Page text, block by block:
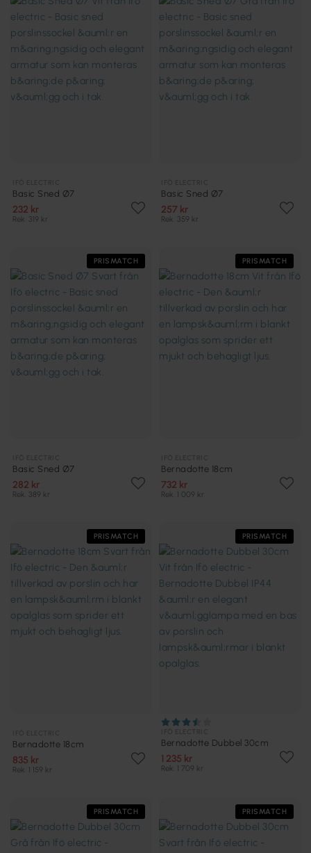
Basic Sned Ø7
232 kr
Rek. 319 kr
Basic Sned Ø7
257 kr
Rek. 359 kr
PRISMATCH
Basic Sned Ø7
282 kr
Rek. 389 kr
PRISMATCH
Bernadotte 18cm
732 kr
Rek. 1 009 kr
PRISMATCH
Bernadotte 18cm
835 kr
Rek. 1 159 kr
PRISMATCH
Bernadotte Dubbel 30cm
1 235 kr
Rek. 1 709 kr
PRISMATCH PRISMATCH